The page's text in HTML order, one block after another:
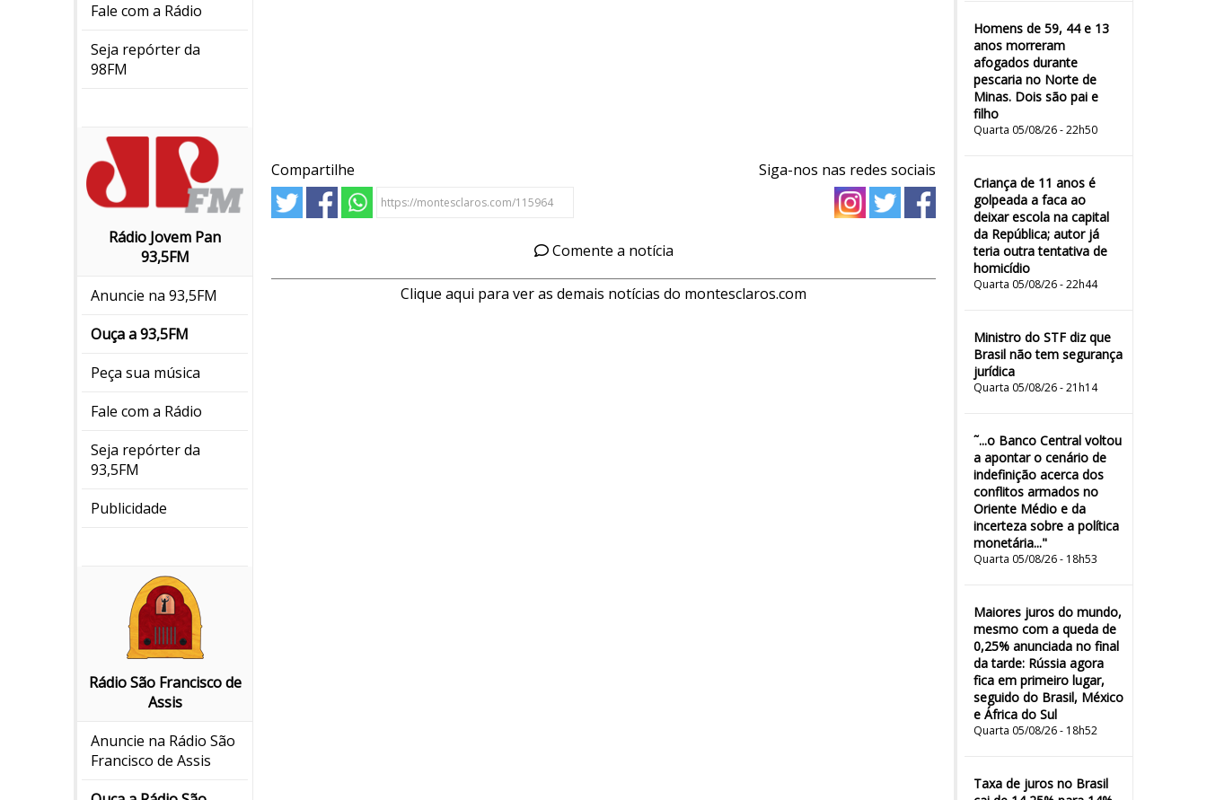
Fale com a Rádio
Seja repórter da
98FM
Rádio Jovem Pan
93,5FM
Anuncie na 93,5FM
Ouça a 93,5FM
Peça sua música
Fale com a Rádio
Seja repórter da
93,5FM
Publicidade
Rádio São Francisco de
Assis
Anuncie na Rádio São
Francisco de Assis
Homens de 59, 44 e 13
anos morreram
afogados durante
pescaria no Norte de
Minas. Dois são pai e
filho
Quarta 05/08/26 - 22h50
Criança de 11 anos é
golpeada a faca ao
deixar escola na capital
da República; autor já
teria outra tentativa de
homicídio
Quarta 05/08/26 - 22h44
Ministro do STF diz que
Brasil não tem segurança
jurídica
Quarta 05/08/26 - 21h14
˜...o Banco Central voltou
a apontar o cenário de
indefinição acerca dos
conflitos armados no
Oriente Médio e da
incerteza sobre a política
monetária..."
Quarta 05/08/26 - 18h53
Maiores juros do mundo,
mesmo com a queda de
0,25% anunciada no final
da tarde: Rússia agora
fica em primeiro lugar,
seguido do Brasil, México
e África do Sul
Quarta 05/08/26 - 18h52
Taxa de juros no Brasil
Compartilhe Siga-nos nas redes sociais
Comente a notícia
Clique aqui para ver as demais notícias do montesclaros.com